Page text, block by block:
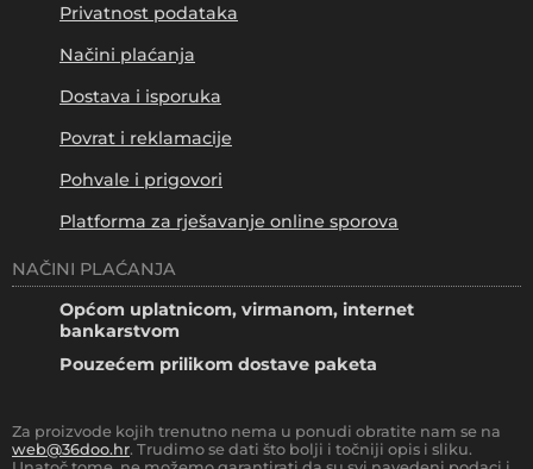
Privatnost podataka
Načini plaćanja
Dostava i isporuka
Povrat i reklamacije
Pohvale i prigovori
Platforma za rješavanje online sporova
NAČINI PLAĆANJA
Općom uplatnicom, virmanom, internet
bankarstvom
Pouzećem prilikom dostave paketa
Za proizvode kojih trenutno nema u ponudi obratite nam se na
web@36doo.hr. Trudimo se dati što bolji i točniji opis i sliku.